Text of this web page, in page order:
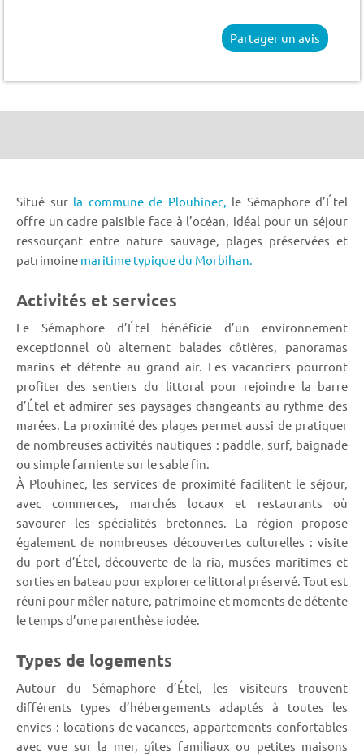
Partager un avis
Situé sur la commune de Plouhinec, le Sémaphore d’Étel
offre un cadre paisible face à l’océan, idéal pour un séjour
ressourçant entre nature sauvage, plages préservées et
patrimoine maritime typique du Morbihan.
Activités et services
Le Sémaphore d’Étel bénéficie d’un environnement
exceptionnel où alternent balades côtières, panoramas
marins et détente au grand air. Les vacanciers pourront
profiter des sentiers du littoral pour rejoindre la barre
d’Étel et admirer ses paysages changeants au rythme des
marées. La proximité des plages permet aussi de pratiquer
de nombreuses activités nautiques : paddle, surf, baignade
ou simple farniente sur le sable fin.
À Plouhinec, les services de proximité facilitent le séjour,
avec commerces, marchés locaux et restaurants où
savourer les spécialités bretonnes. La région propose
également de nombreuses découvertes culturelles : visite
du port d’Étel, découverte de la ria, musées maritimes et
sorties en bateau pour explorer ce littoral préservé. Tout est
réuni pour mêler nature, patrimoine et moments de détente
le temps d’une parenthèse iodée.
Types de logements
Autour du Sémaphore d’Étel, les visiteurs trouvent
différents types d’hébergements adaptés à toutes les
envies : locations de vacances, appartements confortables
avec vue sur la mer, gîtes familiaux ou petites maisons